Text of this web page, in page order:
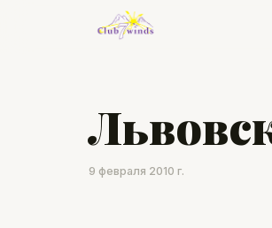
9 февраля 2010 г.